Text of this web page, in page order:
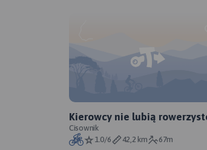
Kierowcy nie lubią
(
Cisownik
1.0/6
42,2 km 67m